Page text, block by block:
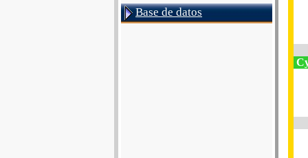
Base de datos